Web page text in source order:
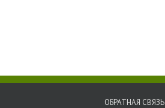
ОБРАТНАЯ СВЯЗЬ